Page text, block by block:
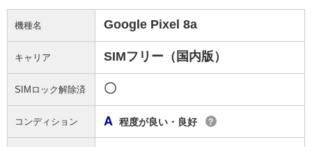
機種名 Google Pixel 8a
キャリア SIMフリー（国内版）
SIMロック解除済 〇
コンディション A 程度が良い・良好 ?